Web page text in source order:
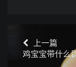
上一篇
鸡宝宝带什么